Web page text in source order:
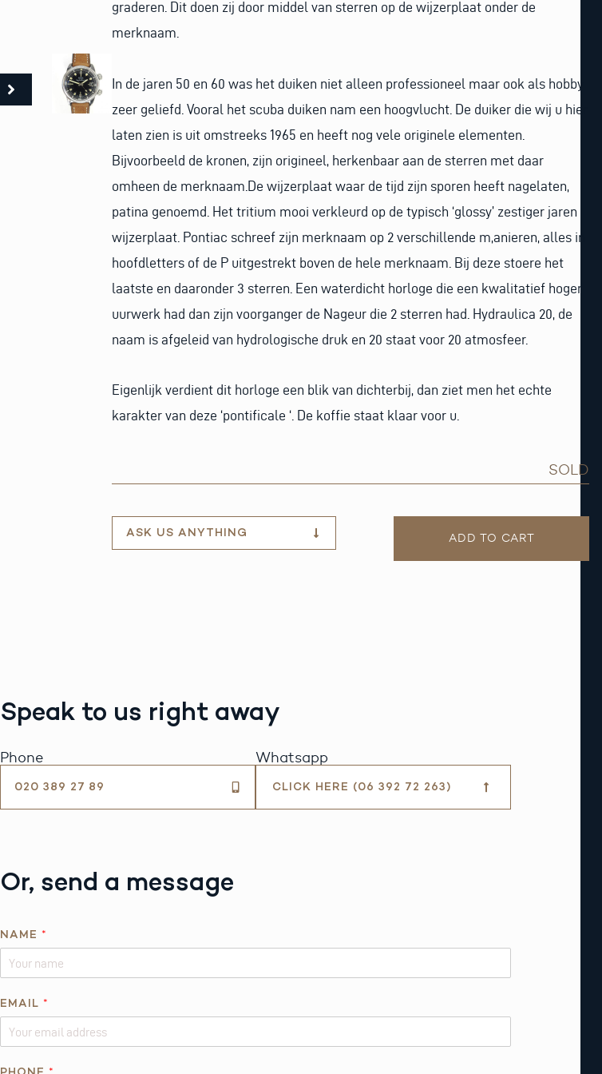
graderen. Dit doen zij door middel van sterren op de wijzerplaat onder de
merknaam.
In de jaren 50 en 60 was het duiken niet alleen professioneel maar ook als hobby
zeer geliefd. Vooral het scuba duiken nam een hoogvlucht. De duiker die wij u hier
laten zien is uit omstreeks 1965 en heeft nog vele originele elementen.
Bijvoorbeeld de kronen, zijn origineel, herkenbaar aan de sterren met daar
omheen de merknaam.De wijzerplaat waar de tijd zijn sporen heeft nagelaten,
patina genoemd. Het tritium mooi verkleurd op de typisch ‘glossy’ zestiger jaren
wijzerplaat. Pontiac schreef zijn merknaam op 2 verschillende m,anieren, alles in
hoofdletters of de P uitgestrekt boven de hele merknaam. Bij deze stoere het
laatste en daaronder 3 sterren. Een waterdicht horloge die een kwalitatief hoger
uurwerk had dan zijn voorganger de Nageur die 2 sterren had. Hydraulica 20, de
naam is afgeleid van hydrologische druk en 20 staat voor 20 atmosfeer.
Eigenlijk verdient dit horloge een blik van dichterbij, dan ziet men het echte
karakter van deze ‘pontificale ‘. De koffie staat klaar voor u.
SOLD
ASK US ANYTHING ADD TO CART
Speak to us right away
Phone
020 389 27 89
Whatsapp
CLICK HERE (06 392 72 263)
Or, send a message
NAME *
EMAIL *